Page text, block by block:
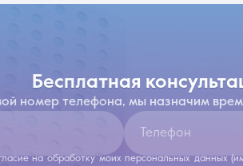
бесплатная
номер телефона, мы назначим
Телефон
на обработку моих персональных данных